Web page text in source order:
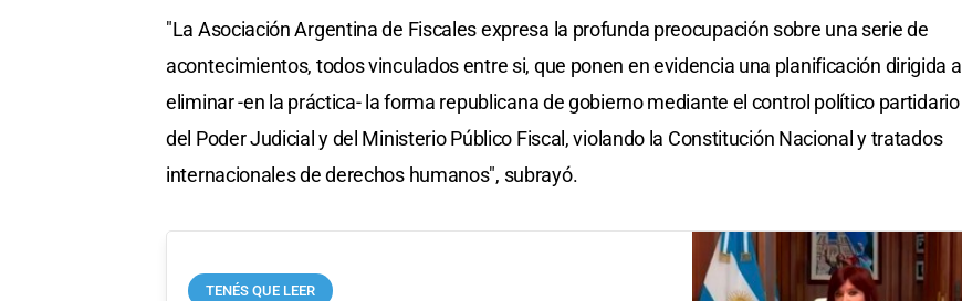
"La Asociación Argentina de Fiscales expresa la profunda preocupación sobre una serie de
acontecimientos, todos vinculados entre si, que ponen en evidencia una planificación dirigida a
eliminar -en la práctica- la forma republicana de gobierno mediante el control político partidario
del Poder Judicial y del Ministerio Público Fiscal, violando la Constitución Nacional y tratados
internacionales de derechos humanos", subrayó.
TENÉS QUE LEER